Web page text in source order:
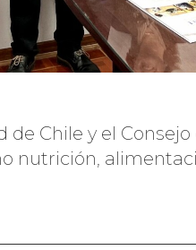
de Chile y el
nutrición,